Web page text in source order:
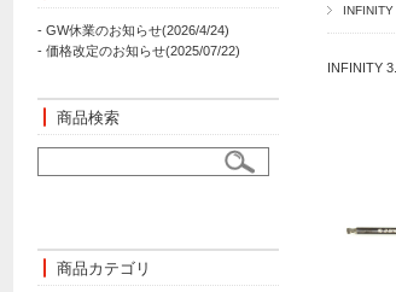
INFINITY
INFINITY
- GW休業のお知らせ(2026/4/24)
- 価格改定のお知らせ(2025/07/22)
商品検索
商品カテゴリ